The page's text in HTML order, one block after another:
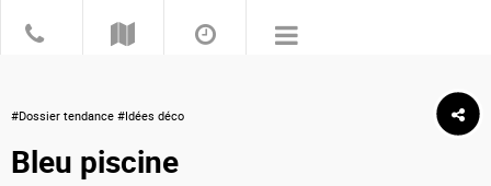
#Dossier tendance #Idées déco
Bleu piscine